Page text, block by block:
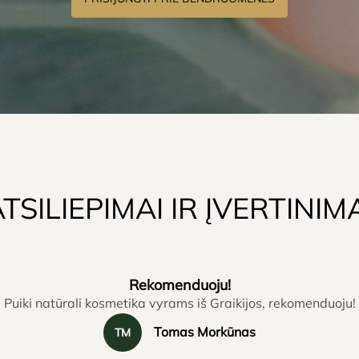
IR
Rekomenduoju!
Puiki natūrali kosmetika vyrams iš Graikijos, rekomenduoju!
TM Tomas Morkūnas